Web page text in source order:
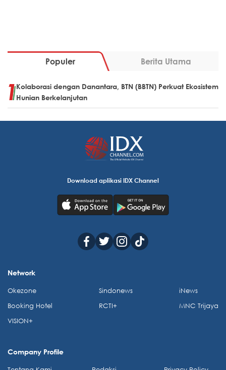
Populer Berita Utama
Kolaborasi dengan Danantara, BTN (BBTN) Perkuat Ekosistem
Hunian Berkelanjutan
Download aplikasi IDX Channel
Network
Okezone
Booking Hotel
VISION+
Sindonews
RCTI+
iNews
MNC Trijaya
Company Profile